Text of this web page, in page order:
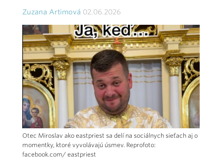
Zuzana Artimová 02.06.2026
Otec Miroslav ako eastpriest sa delí na sociálnych sieťach aj o
momentky, ktoré vyvolávajú úsmev. Reprofoto:
facebook.com/ eastpriest